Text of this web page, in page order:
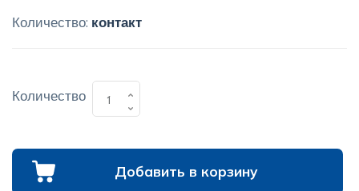
Количество: контакт
Количество
Добавить в корзину